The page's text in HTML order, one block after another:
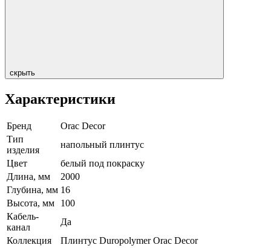
скрыть
Характеристики
Бренд
Orac Decor
Тип
изделия
напольный плинтус
Цвет
белый под покраску
Длина, мм
2000
Глубина, мм 16
Высота, мм
100
Кабель-
канал
Да
Коллекция
Плинтус Duropolymer Orac Decor